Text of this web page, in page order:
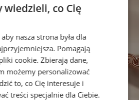
wiedzieli, co Cię
nasza strona była dla
Pomagają
cookie. Zbierają dane,
możemy personalizować
to, co Cię interesuje i
treści specjalnie dla Ciebie.